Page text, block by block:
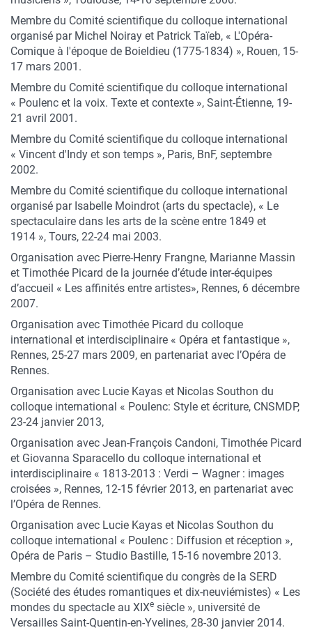
Membre du Comité scientifique du colloque international
organisé par Michel Noiray et Patrick Taïeb, « L'Opéra-
Comique à l'époque de Boieldieu (1775-1834) », Rouen, 15-
17 mars 2001.
Membre du Comité scientifique du colloque international
« Poulenc et la voix. Texte et contexte », Saint-Étienne, 19-
21 avril 2001.
Membre du Comité scientifique du colloque international
« Vincent d'Indy et son temps », Paris, BnF, septembre
2002.
Membre du Comité scientifique du colloque international
organisé par Isabelle Moindrot (arts du spectacle), « Le
spectaculaire dans les arts de la scène entre 1849 et
1914 », Tours, 22-24 mai 2003.
Organisation avec Pierre-Henry Frangne, Marianne Massin
et Timothée Picard de la journée d’étude inter-équipes
d’accueil « Les affinités entre artistes», Rennes, 6 décembre
2007.
Organisation avec Timothée Picard du colloque
international et interdisciplinaire « Opéra et fantastique »,
Rennes, 25-27 mars 2009, en partenariat avec l’Opéra de
Rennes.
Organisation avec Lucie Kayas et Nicolas Southon du
colloque international « Poulenc: Style et écriture, CNSMDP,
23-24 janvier 2013,
Organisation avec Jean-François Candoni, Timothée Picard
et Giovanna Sparacello du colloque international et
interdisciplinaire « 1813-2013 : Verdi – Wagner : images
croisées », Rennes, 12-15 février 2013, en partenariat avec
l’Opéra de Rennes.
Organisation avec Lucie Kayas et Nicolas Southon du
colloque international « Poulenc : Diffusion et réception »,
Opéra de Paris – Studio Bastille, 15-16 novembre 2013.
Membre du Comité scientifique du congrès de la SERD
(Société des études romantiques et dix-neuviémistes) « Les
mondes du spectacle au XIXe siècle », université de
Versailles Saint-Quentin-en-Yvelines, 28-30 janvier 2014.